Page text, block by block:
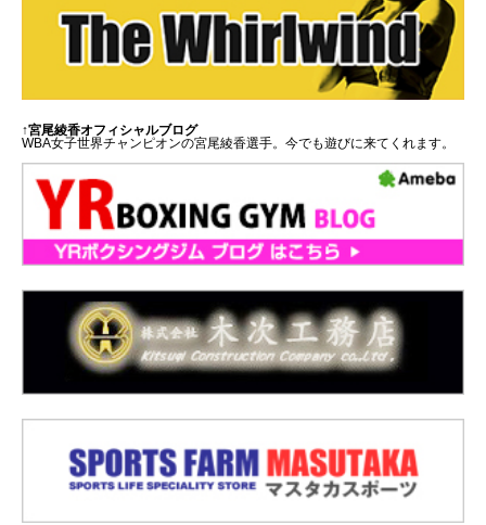
↑宮尾綾香オフィシャルブログ
WBA女子世界チャンピオンの宮尾綾香選手。今でも遊びに来てくれます。